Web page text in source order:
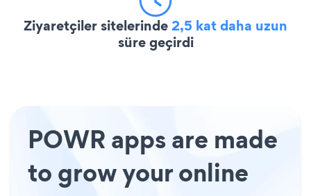
Ziyaretçiler sitelerinde2,5 kat daha uzun
süre geçirdi
POWR apps are made
to grow your online